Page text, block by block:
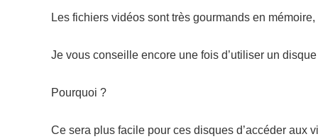
Les fichiers vidéos sont très gourmands en
Je vous conseille encore une fois d’utiliser un
Pourquoi ?
Ce sera plus facile pour ces disques d’accéder aux